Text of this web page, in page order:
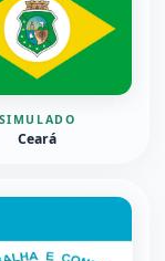
SIMULADO
Ceará